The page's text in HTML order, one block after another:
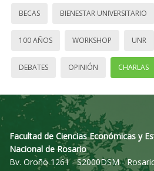
BECAS BIENESTAR UNIVERSITARIO
100 AÑOS WORKSHOP UNR
DEBATES OPINIÓN CHARLAS
Facultad de Ciencias Económicas y
Nacional de Rosario
Bv. Oroño 1261 - S2000DSM -